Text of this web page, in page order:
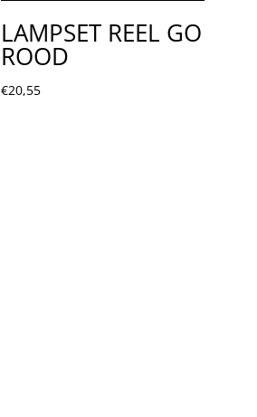
LAMPSET REEL GO
ROOD
€20,55